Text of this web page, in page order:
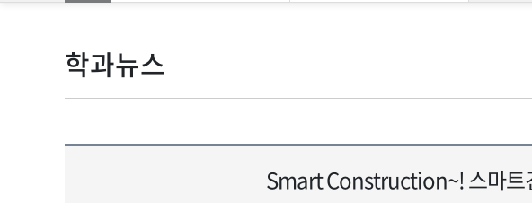
학과뉴스
Smart Construction~! 스마트